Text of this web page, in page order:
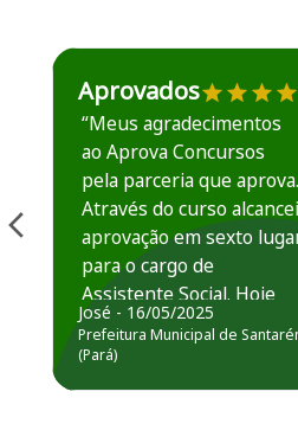
Estudante José recomenda o
Aprovados
“Meus agradecimentos
ao Aprova Concursos
pela parceria que aprova.
Através do curso alcancei
aprovação em sexto
para o cargo de
Assistente Social. Hoje
estou atuando na
Prefeitura de Santarém.
José - 16/05/2025
Prefeitura Municipal de
(Pará)